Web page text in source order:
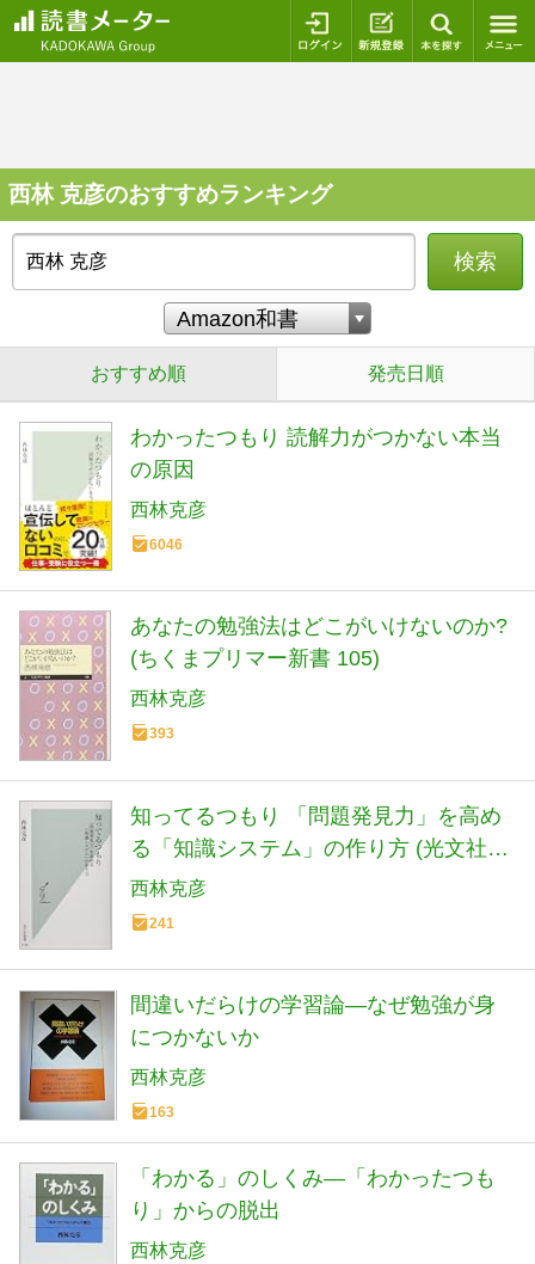
ログイン 新規登録
西林 克彦のおすすめランキング
検索
おすすめ順 発売日順
わかったつもり 読解力がつかない本当
の原因
西林克彦
6046
あなたの勉強法はどこがいけないのか?
(ちくまプリマー新書 105)
西林克彦
393
知ってるつもり 「問題発見力」を高め
る「知識システム」の作り方 (光文社新
書)
西林克彦
241
間違いだらけの学習論―なぜ勉強が身
につかないか
西林克彦
163
「わかる」のしくみ―「わかったつも
り」からの脱出
西林克彦